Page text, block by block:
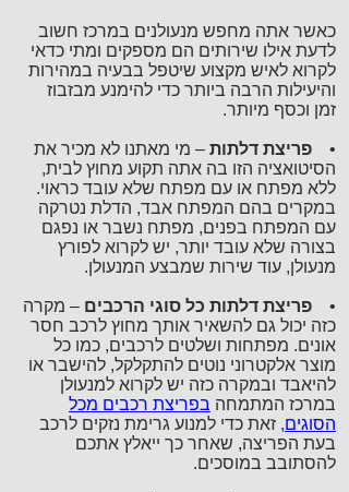
כאשר אתה מחפש מנעולנים במרכז חשוב
לדעת אילו שירותים הם מספקים ומתי כדאי
לקרוא לאיש מקצוע שיטפל בבעיה במהירות
והיעילות הרבה ביותר כדי להימנע מבזבוז
זמן וכסף מיותר.
• פריצת דלתות – מי מאתנו לא מכיר את
הסיטואציה הזו בה אתה תקוע מחוץ לבית,
ללא מפתח או עם מפתח שלא עובד כראוי.
במקרים בהם המפתח אבד, הדלת נטרקה
עם המפתח בפנים, מפתח נשבר או נפגם
בצורה שלא עובד יותר, יש לקרוא לפורץ
מנעולן, עוד שירות שמבצע המנעולן.
• פריצת דלתות כל סוגי הרכבים – מקרה
כזה יכול גם להשאיר אותך מחוץ לרכב חסר
אונים. מפתחות ושלטים לרכבים, כמו כל
מוצר אלקטרוני נוטים להתקלקל, להישבר או
להיאבד ובמקרה כזה יש לקרוא למנעולן
במרכז המתמחה בפריצת רכבים מכל
הסוגים, זאת כדי למנוע גרימת נזקים לרכב
בעת הפריצה, שאחר כך ייאלץ אתכם
להסתובב במוסכים.